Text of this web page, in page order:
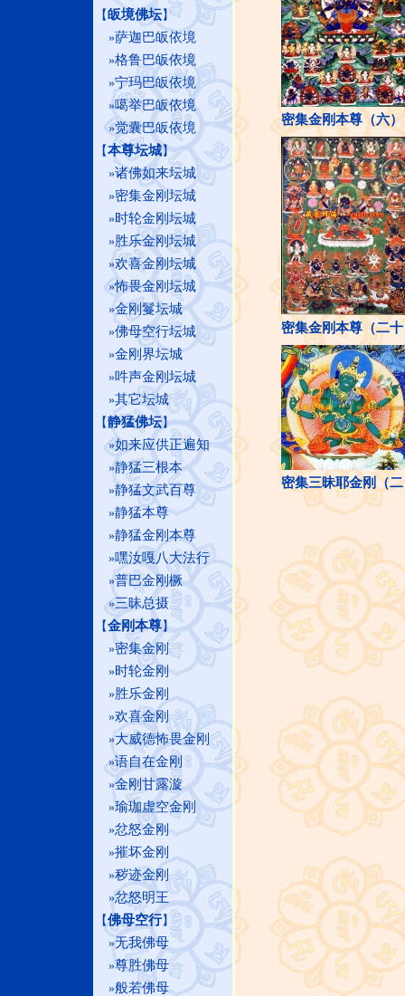
【皈境佛坛】
»萨迦巴皈依境
»格鲁巴皈依境
»宁玛巴皈依境
»噶举巴皈依境
»觉囊巴皈依境
【本尊坛城】
»诸佛如来坛城
»密集金刚坛城
»时轮金刚坛城
»胜乐金刚坛城
»欢喜金刚坛城
»怖畏金刚坛城
»金刚鬘坛城
»佛母空行坛城
»金刚界坛城
»吽声金刚坛城
»其它坛城
【静猛佛坛】
»如来应供正遍知
»静猛三根本
»静猛文武百尊
»静猛本尊
»静猛金刚本尊
»嘿汝嘎八大法行
»普巴金刚橛
»三昧总摄
【金刚本尊】
»密集金刚
»时轮金刚
»胜乐金刚
»欢喜金刚
»大威德怖畏金刚
»语自在金刚
»金刚甘露漩
»瑜珈虚空金刚
»忿怒金刚
»摧坏金刚
»秽迹金刚
»忿怒明王
【佛母空行】
»无我佛母
»尊胜佛母
»般若佛母
密集金刚本尊（六）
密集金刚本尊（二
密集三昧耶金刚（